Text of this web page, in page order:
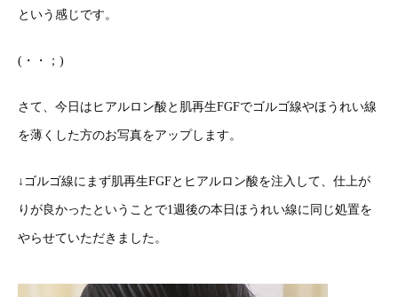
という感じです。
(・・；)
さて、今日はヒアルロン酸と肌再生FGFでゴルゴ線やほうれい線
を薄くした方のお写真をアップします。
↓ゴルゴ線にまず肌再生FGFとヒアルロン酸を注入して、仕上が
りが良かったということで1週後の本日ほうれい線に同じ処置を
やらせていただきました。